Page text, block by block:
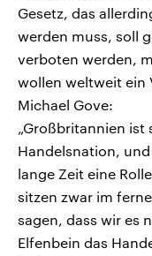
Gesetz, das
werden muss, soll
verboten werden,
wollen weltweit ein
Michael Gove:
„Großbritannien ist
Handelsnation,
lange Zeit eine
sitzen zwar im
sagen, dass wir es
Elfenbein das